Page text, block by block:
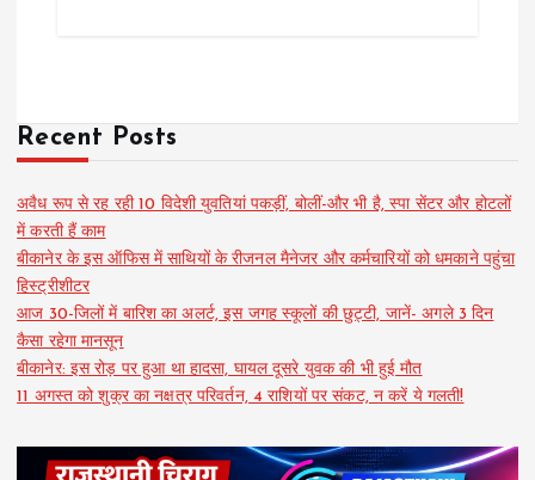
Recent Posts
अवैध रूप से रह रही 10 विदेशी युवतियां पकड़ीं, बोलीं-और भी है, स्पा सेंटर और होटलों
में करती हैं काम
बीकानेर के इस ऑफिस में साथियों के रीजनल मैनेजर और कर्मचारियों को धमकाने पहुंचा
हिस्ट्रीशीटर
आज 30-जिलों में बारिश का अलर्ट, इस जगह स्कूलों की छुट्टी, जानें- अगले 3 दिन
कैसा रहेगा मानसून
बीकानेर: इस रोड़ पर हुआ था हादसा, घायल दूसरे युवक की भी हुई मौत
11 अगस्त को शुक्र का नक्षत्र परिवर्तन, 4 राशियों पर संकट, न करें ये गलती!